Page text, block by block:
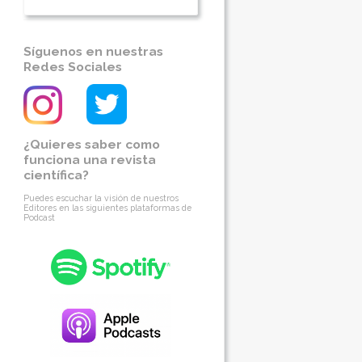
Síguenos en nuestras
Redes Sociales
¿Quieres saber como
funciona una revista
científica?
Puedes escuchar la visión de nuestros
Editores en las siguientes plataformas de
Podcast